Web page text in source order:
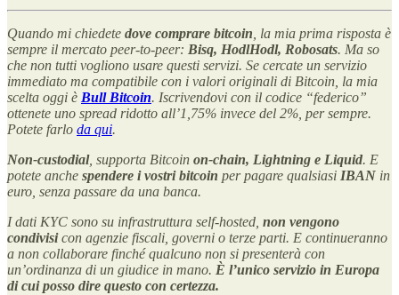
Quando mi chiedete dove comprare bitcoin , la mia prima risposta è
sempre il mercato peer-to-peer: Bisq, HodlHodl, Robosats. Ma so
che non tutti vogliono usare questi servizi. Se cercate un servizio
immediato ma compatibile con i valori originali di Bitcoin, la mia
scelta oggi è Bull Bitcoin. Iscrivendovi con il codice “federico”
ottenete uno spread ridotto all’1,75% invece del 2%, per sempre.
Potete farlo da qui.
Non-custodial, supporta Bitcoin on-chain, Lightning e Liquid. E
potete anche spendere i vostri bitcoin per pagare qualsiasi IBAN in
euro, senza passare da una banca.
I dati KYC sono su infrastruttura self-hosted, non vengono
condivisicon agenzie fiscali, governi o terze parti. E continueranno
a non collaborare finché qualcuno non si presenterà con
un’ordinanza di un giudice in mano. È l’unico servizio in Europa
di cui posso dire questo con certezza.